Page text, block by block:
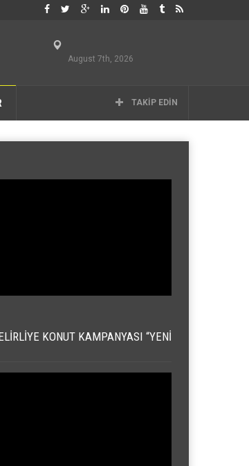
August 7th, 2026
TAKIP EDIN
KONUT KAMPANYASI “YENI